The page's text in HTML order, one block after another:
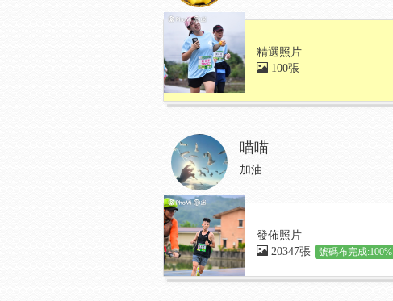
精選照片
100張
喵喵
加油
發佈照片
20347張
號碼布完成:100%